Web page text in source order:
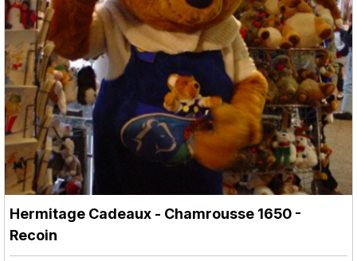
Hermitage Cadeaux - Chamrousse 1650 -
Recoin